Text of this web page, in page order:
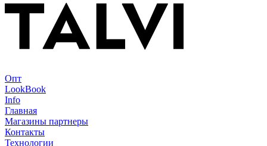
Опт
LookBook
Info
Главная
Магазины партнеры
Контакты
Технологии